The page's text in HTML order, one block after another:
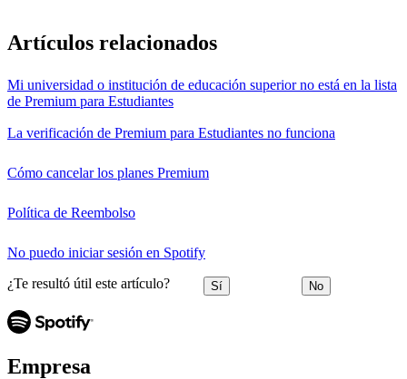
Artículos relacionados
Mi universidad o institución de educación superior no está en la lista
de Premium para Estudiantes
La verificación de Premium para Estudiantes no funciona
Cómo cancelar los planes Premium
Política de Reembolso
No puedo iniciar sesión en Spotify
¿Te resultó útil este artículo? Sí No
Empresa